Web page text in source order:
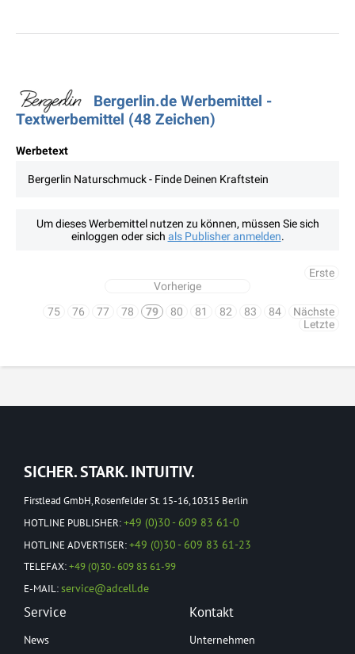
Bergerlin.de Werbemittel -
Textwerbemittel (48 Zeichen)
Werbetext
Bergerlin Naturschmuck - Finde Deinen Kraftstein
Um dieses Werbemittel nutzen zu können, müssen Sie sich
einloggen oder sich als Publisher anmelden.
Erste
Vorherige
75
76 77 78 79 80 81 82 83 84
Nächste
Letzte
SICHER. STARK. INTUITIV.
Firstlead GmbH, Rosenfelder St. 15-16, 10315 Berlin
HOTLINE PUBLISHER:+49 (0)30 - 609 83 61-0
HOTLINE ADVERTISER:+49 (0)30 - 609 83 61-23
TELEFAX:+49 (0)30 - 609 83 61-99
E-MAIL:service@adcell.de
Service
News
Kontakt
Unternehmen